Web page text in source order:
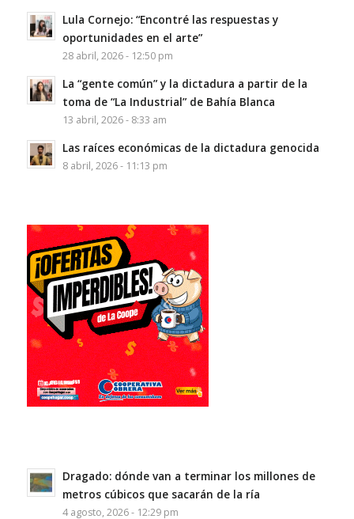
Lula Cornejo: “Encontré las respuestas y
oportunidades en el arte”
28 abril, 2026 - 12:50 pm
La “gente común” y la dictadura a partir de la
toma de “La Industrial” de Bahía Blanca
13 abril, 2026 - 8:33 am
Las raíces económicas de la dictadura genocida
8 abril, 2026 - 11:13 pm
Dragado: dónde van a terminar los millones de
metros cúbicos que sacarán de la ría
4 agosto, 2026 - 12:29 pm